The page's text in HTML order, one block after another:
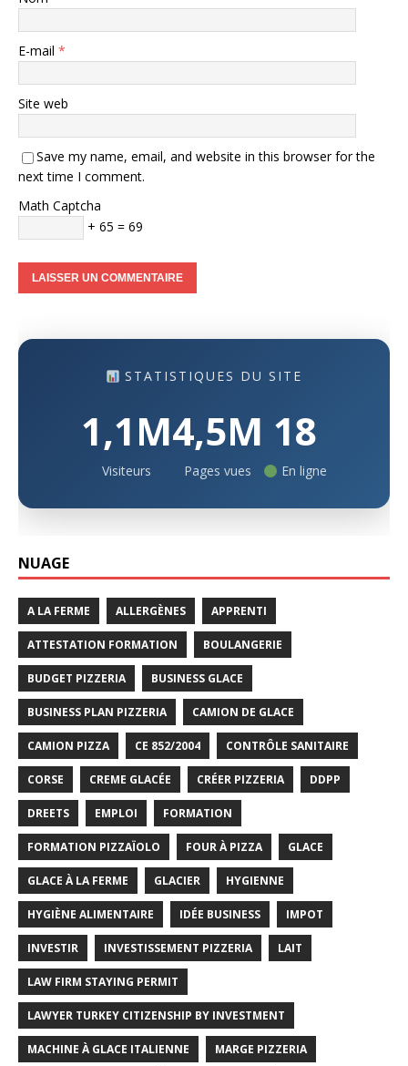
E-mail *
Site web
Save my name, email, and website in this browser for the
next time I comment.
Math Captcha
+ 65 = 69
STATISTIQUES DU SITE
1,1M
Visiteurs
4,5M
Pages vues
18
En ligne
NUAGE
A LA FERME ALLERGÈNES APPRENTI
ATTESTATION FORMATION BOULANGERIE
BUDGET PIZZERIA BUSINESS GLACE
BUSINESS PLAN PIZZERIA CAMION DE GLACE
CAMION PIZZA CE 852/2004 CONTRÔLE SANITAIRE
CORSE CREME GLACÉE CRÉER PIZZERIA DDPP
DREETS EMPLOI FORMATION
FORMATION PIZZAÏOLO FOUR À PIZZA GLACE
GLACE À LA FERME GLACIER HYGIENNE
HYGIÈNE ALIMENTAIRE IDÉE BUSINESS IMPOT
INVESTIR INVESTISSEMENT PIZZERIA LAIT
LAW FIRM STAYING PERMIT
LAWYER TURKEY CITIZENSHIP BY INVESTMENT
MACHINE À GLACE ITALIENNE MARGE PIZZERIA